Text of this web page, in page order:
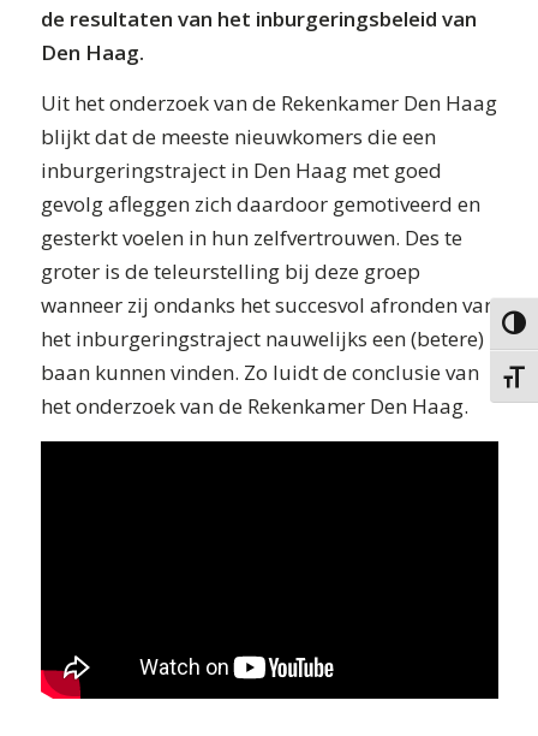
Kies
de resultaten van het inburgeringsbeleid van
Den Haag.
Uit het onderzoek van de Rekenkamer Den Haag
blijkt dat de meeste nieuwkomers die een
inburgeringstraject in Den Haag met goed
gevolg afleggen zich daardoor gemotiveerd en
gesterkt voelen in hun zelfvertrouwen. Des te
groter is de teleurstelling bij deze groep
wanneer zij ondanks het succesvol afronden van
het inburgeringstraject nauwelijks een (betere)
baan kunnen vinden. Zo luidt de conclusie van
het onderzoek van de Rekenkamer Den Haag.